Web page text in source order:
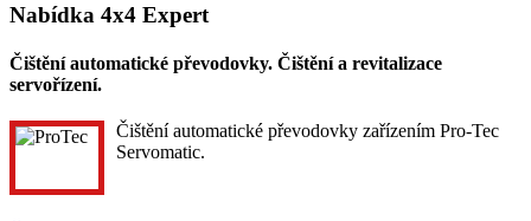
Nabídka 4x4 Expert
Čištění automatické převodovky. Čištění a revitalizace
servořízení.
Čištění automatické převodovky zařízením Pro-Tec
Servomatic.